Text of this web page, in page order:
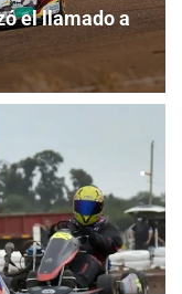
el llamado a